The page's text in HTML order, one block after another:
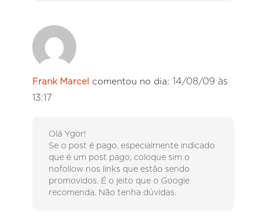
Frank Marcel comentou no dia: 14/08/09 às
13:17
Olá Ygor!
Se o post é pago, especialmente indicado
que é um post pago, coloque sim o
nofollow nos links que estão sendo
promovidos. É o jeito que o Google
recomenda. Não tenha dúvidas.